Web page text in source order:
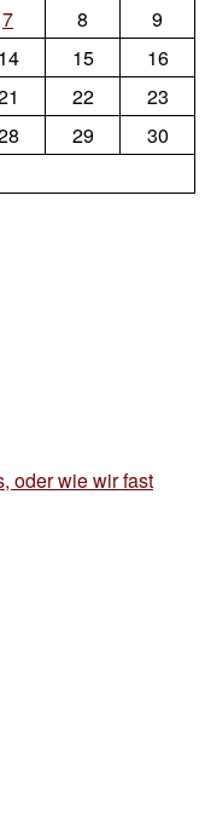
7 8
9
14 15
16
22
23
29
30
oder wie wir fast